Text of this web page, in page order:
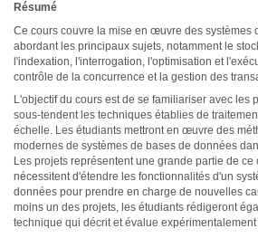
Résumé
Ce cours couvre la mise en œuvre des systèmes
abordant les principaux sujets, notamment le
l'indexation, l'interrogation, l'optimisation et
contrôle de la concurrence et la gestion des
L'objectif du cours est de se familiariser avec les
sous-tendent les techniques établies de
échelle. Les étudiants mettront en œuvre des
modernes de systèmes de bases de données
Les projets représentent une grande partie de ce
nécessitent d'étendre les fonctionnalités d'un
données pour prendre en charge de nouvelles
moins un des projets, les étudiants rédigeront
technique qui décrit et évalue